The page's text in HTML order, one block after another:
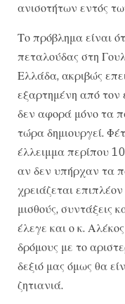
ανισοτήτων εντός
Το πρόβλημα είναι
πεταλούδας στη
Ελλάδα, ακριβώς
εξαρτημένη από τον
δεν αφορά μόνο τα
τώρα δημιουργεί.
έλλειμμα περίπου
αν δεν υπήρχαν τα
χρειάζεται
μισθούς, συντάξεις
έλεγε και ο κ.
δρόμους με το
δεξιό μας όμως θα
ζητιανιά.